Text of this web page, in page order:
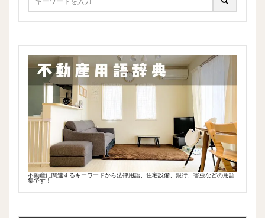
不動産に関連するキーワードから法律用語、住宅設備、銀行、害虫などの用語
集です！